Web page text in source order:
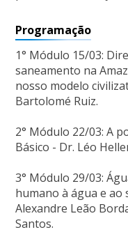
Programação
1° Módulo 15/03:
saneamento na
nosso modelo
Bartolomé Ruiz.
2° Módulo 22/03: A
Básico - Dr. Léo
3° Módulo 29/03:
humano à água e ao
Alexandre Leão
Santos.